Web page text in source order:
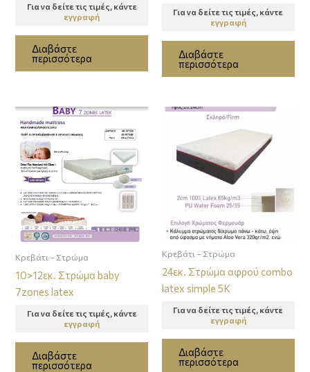
Για να δείτε τις τιμές, κάντε
εγγραφή
Διαβάστε
περισσότερα
Για να δείτε τις τιμές, κάντε
εγγραφή
Διαβάστε
περισσότερα
Κρεβάτι – Στρώμα
10>12εκ. Στρώμα baby
7zones latex
Για να δείτε τις τιμές, κάντε
εγγραφή
Διαβάστε
περισσότερα
Κρεβάτι – Στρώμα
24εκ. Στρώμα αφρού combo
latex simple 5Κ
Για να δείτε τις τιμές, κάντε
εγγραφή
Διαβάστε
περισσότερα